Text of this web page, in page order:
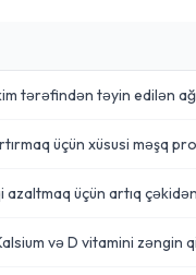
tərəfindən təyin edilən
üçün xüsusi məşq
üçün artıq
və D vitamini zəngin